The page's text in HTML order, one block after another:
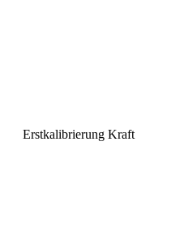
Erstkalibrierung Kraft